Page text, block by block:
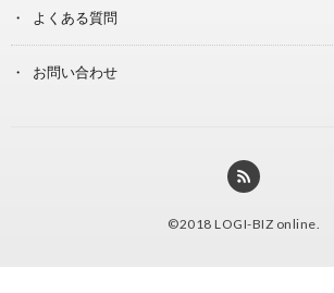
よくある質問
お問い合わせ
©2018 LOGI-BIZ online.